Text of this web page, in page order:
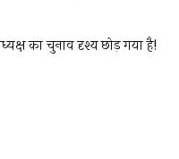
का चुनाव दृश्य छोड़ गया है!